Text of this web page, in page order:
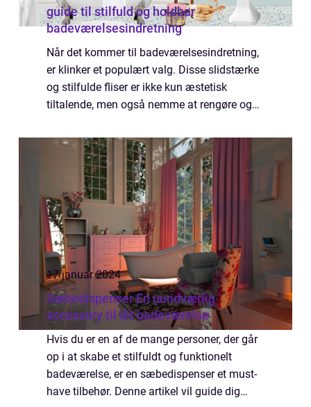
guide til stilfuld og holdbar
badeværelsesindretning
Når det kommer til badeværelsesindretning,
er klinker et populært valg. Disse slidstærke
og stilfulde fliser er ikke kun æstetisk
tiltalende, men også nemme at rengøre og
verdenen af klinker til badeværel...
17 januar 2024
Sæbedispenser En uundværlig
accessory til dit badeværelse
Hvis du er en af de mange personer, der går
op i at skabe et stilfuldt og funktionelt
badeværelse, er en sæbedispenser et must-
have tilbehør. Denne artikel vil guide dig